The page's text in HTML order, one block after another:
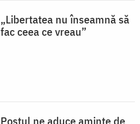
„Libertatea nu înseamnă să
fac ceea ce vreau”
Postul ne aduce aminte de